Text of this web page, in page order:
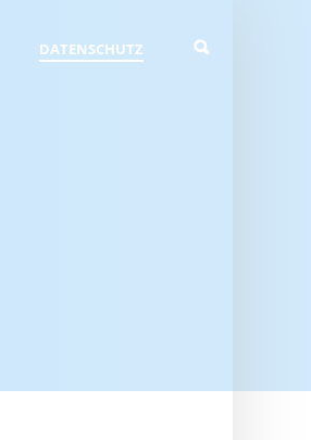
DATENSCHUTZ